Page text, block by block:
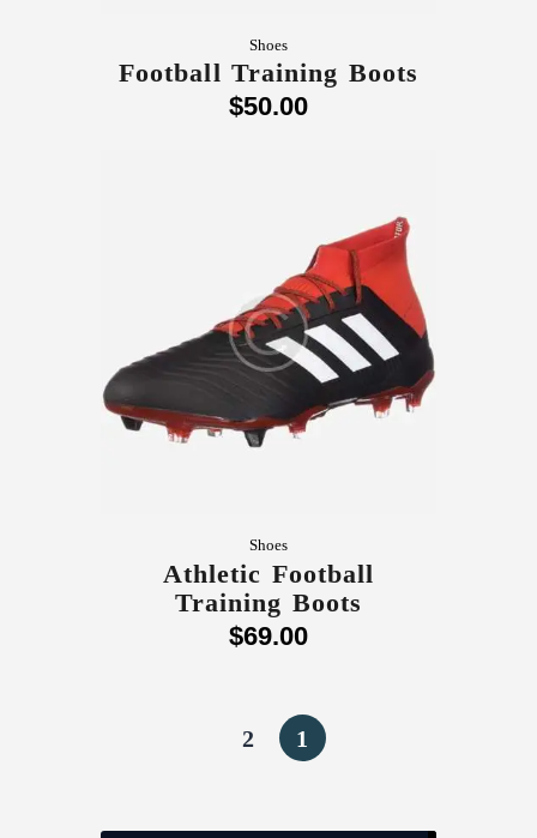
Shoes
Football Training Boots
$50.00
Shoes
Athletic Football
Training Boots
$69.00
1
2